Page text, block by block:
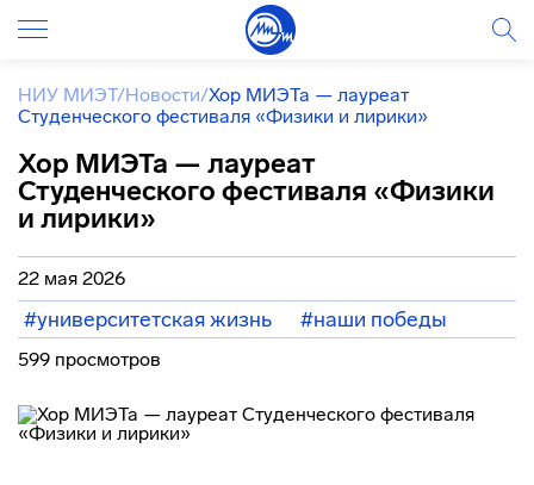
НИУ МИЭТ/Новости/Хор МИЭТа — лауреат
Студенческого фестиваля «Физики и лирики»
Хор МИЭТа — лауреат
Студенческого фестиваля «Физики
и лирики»
22 мая 2026
#университетская жизнь #наши победы
599 просмотров